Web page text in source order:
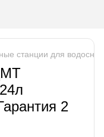
станции для
2